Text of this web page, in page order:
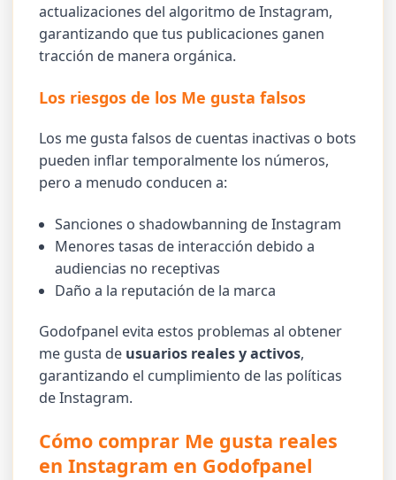
actualizaciones del algoritmo de Instagram,
garantizando que tus publicaciones ganen
tracción de manera orgánica.
Los riesgos de los Me gusta falsos
Los me gusta falsos de cuentas inactivas o bots
pueden inflar temporalmente los números,
pero a menudo conducen a:
Sanciones o shadowbanning de Instagram
Menores tasas de interacción debido a
audiencias no receptivas
Daño a la reputación de la marca
Godofpanel evita estos problemas al obtener
me gusta de usuarios reales y activos,
garantizando el cumplimiento de las políticas
de Instagram.
Cómo comprar Me gusta reales
en Instagram en Godofpanel